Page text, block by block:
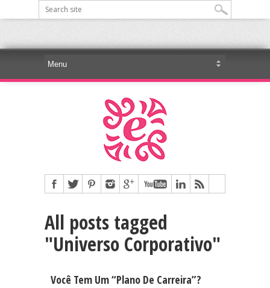
All posts tagged
"Universo Corporativo"
Você Tem Um “Plano De Carreira”?